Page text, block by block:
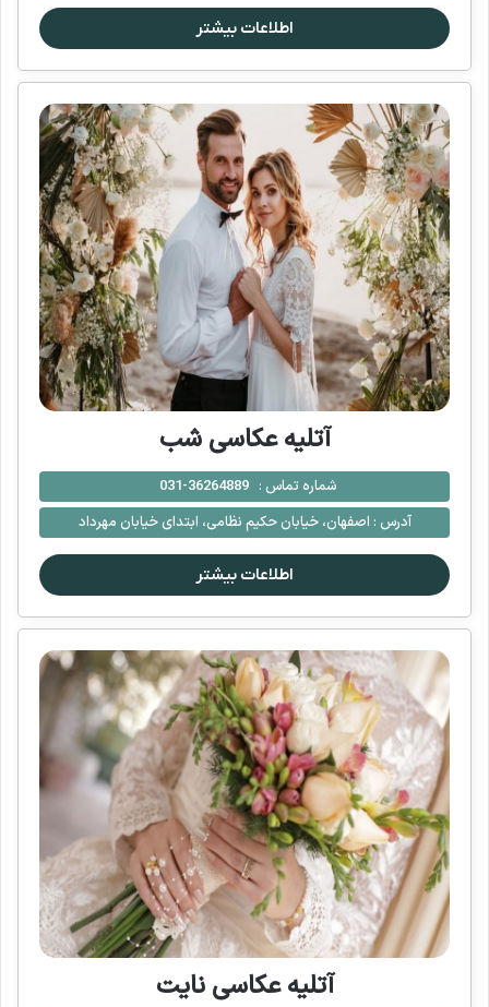
اطلاعات بیشتر
آتلیه عکاسی شب
شماره تماس : 36264889-031
آدرس : اصفهان، خیابان حکیم نظامی، ابتدای خیابان مهرداد
اطلاعات بیشتر
آتلیه عکاسی نایت